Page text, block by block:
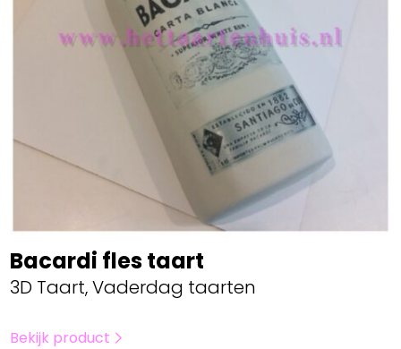
Bacardi fles taart
3D Taart, Vaderdag taarten
Bekijk product